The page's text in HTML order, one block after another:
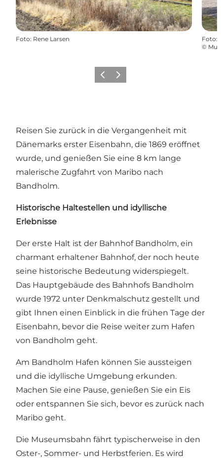
Foto: Rene Larsen Foto:
©
ZurückWeiter
Reisen Sie zurück in die Vergangenheit mit
Dänemarks erster Eisenbahn, die 1869 eröffnet
wurde, und genießen Sie eine 8 km lange
malerische Zugfahrt von Maribo nach
Bandholm.
Historische Haltestellen und idyllische
Erlebnisse
Der erste Halt ist der Bahnhof Bandholm, ein
charmant erhaltener Bahnhof, der noch heute
seine historische Bedeutung widerspiegelt.
Das Hauptgebäude des Bahnhofs Bandholm
wurde 1972 unter Denkmalschutz gestellt und
gibt Ihnen einen Einblick in die frühen Tage der
Eisenbahn, bevor die Reise weiter zum Hafen
von Bandholm geht.
Am Bandholm Hafen können Sie aussteigen
und die idyllische Umgebung erkunden.
Machen Sie eine Pause, genießen Sie ein Eis
oder entspannen Sie sich, bevor es zurück nach
Maribo geht.
Die Museumsbahn fährt typischerweise in den
Oster-, Sommer- und Herbstferien. Es wird